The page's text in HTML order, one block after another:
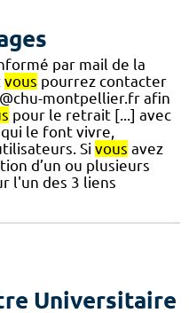
par mail de la
vous pourrez contacter
montpellier.fr afin
pour le retrait [...] avec
le font vivre,
Si vous avez
d’un ou plusieurs
l'un des 3 liens
Universitaire